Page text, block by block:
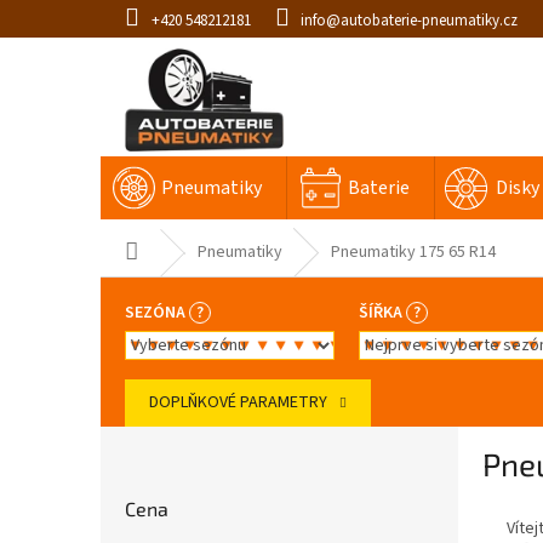
na
+420 548212181 info@autobaterie-pneumatiky.cz
Pneumatiky Baterie Disky
Domů Pneumatiky Pneumatiky 175 65 R14
SEZÓNA ? ŠÍŘKA ?
DOPLŇKOVÉ PARAMETRY
Cena